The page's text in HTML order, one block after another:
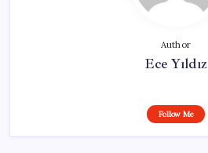
Author
Ece Yıldız
Follow Me